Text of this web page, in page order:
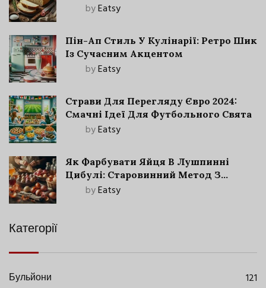
byEatsy
Пін-Ап Стиль У Кулінарії: Ретро Шик
Із Сучасним Акцентом
byEatsy
Страви Для Перегляду Євро 2024:
Смачні Ідеї Для Футбольного Свята
byEatsy
Як Фарбувати Яйця В Лушпинні
Цибулі: Старовинний Метод З
Сучасними Нюансами
byEatsy
Категорії
Бульйони
121